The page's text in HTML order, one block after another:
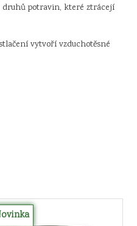
druhů potravin, které ztrácejí
vytvoří vzduchotěsné